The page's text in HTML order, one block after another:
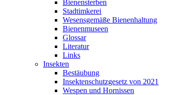
Bienensterben
Stadtimkerei
Wesensgemäße Bienenhaltung
Bienenmuseen
Glossar
Literatur
Links
Insekten
Bestäubung
Insektenschutzgesetz von 2021
Wespen und Hornissen